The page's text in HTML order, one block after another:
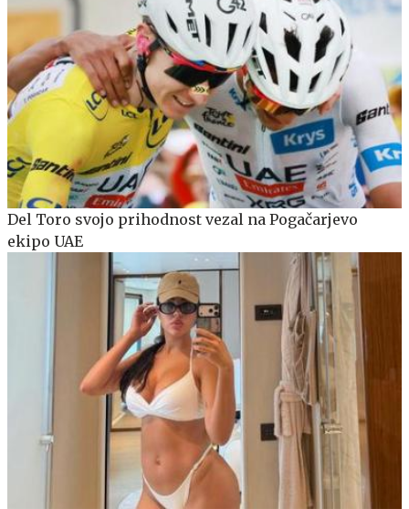
Del Toro svojo prihodnost vezal na Pogačarjevo
ekipo UAE